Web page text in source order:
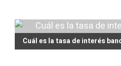
Cuál es la tasa de interés